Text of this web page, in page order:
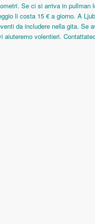
Se ci si arriva in
li costa 15 € a giorno. A
da includere nella gita. Se
aiuteremo volentieri.